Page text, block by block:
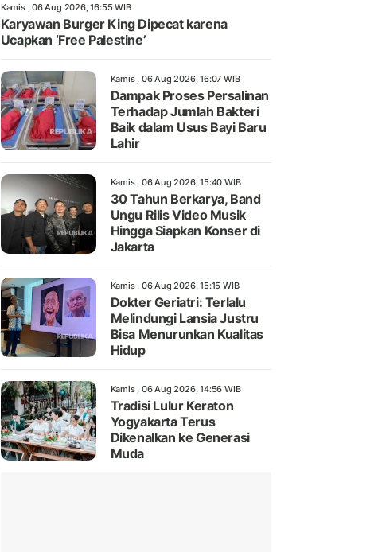
Kamis , 06 Aug 2026, 16:55 WIB
Karyawan Burger King Dipecat karena
Ucapkan ‘Free Palestine’
Kamis , 06 Aug 2026, 16:07 WIB
Dampak Proses Persalinan
Terhadap Jumlah Bakteri
Baik dalam Usus Bayi Baru
Lahir
Kamis , 06 Aug 2026, 15:40 WIB
30 Tahun Berkarya, Band
Ungu Rilis Video Musik
Hingga Siapkan Konser di
Jakarta
Kamis , 06 Aug 2026, 15:15 WIB
Dokter Geriatri: Terlalu
Melindungi Lansia Justru
Bisa Menurunkan Kualitas
Hidup
Kamis , 06 Aug 2026, 14:56 WIB
Tradisi Lulur Keraton
Yogyakarta Terus
Dikenalkan ke Generasi
Muda